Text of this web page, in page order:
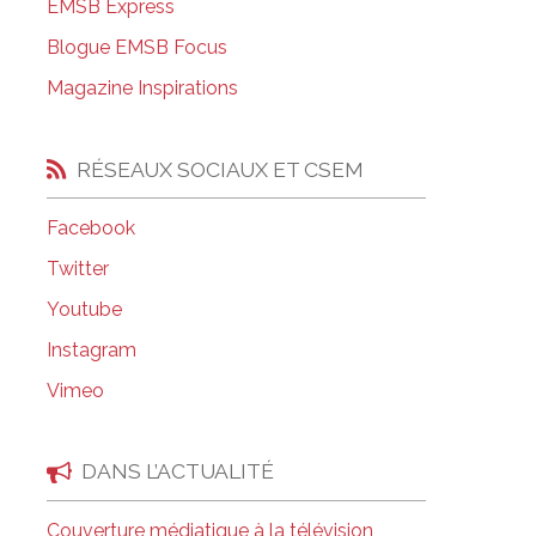
Coiffure et soins esthétiques à Laurier
EMSB Express
Blogue EMSB Focus
Magazine Inspirations
RÉSEAUX SOCIAUX ET CSEM
Facebook
Twitter
Youtube
Instagram
Vimeo
DANS L’ACTUALITÉ
Couverture médiatique à la télévision